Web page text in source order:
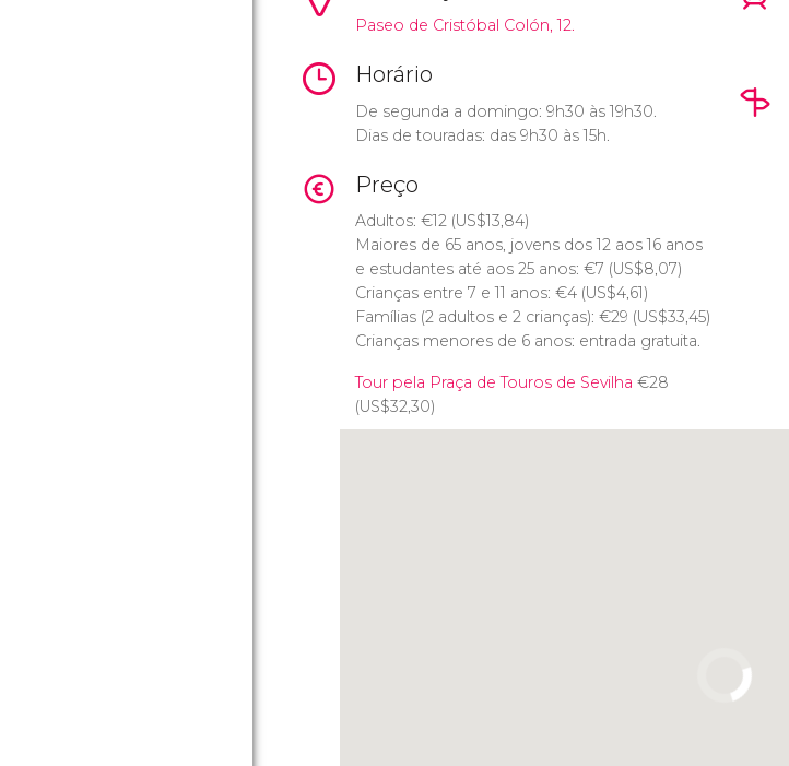
Paseo de Cristóbal Colón, 12.
Horário
De segunda a domingo: 9h30 às 19h30.
Dias de touradas: das 9h30 às 15h.
Preço
Adultos: €12 (US$13,84)
Maiores de 65 anos, jovens dos 12 aos 16 anos
e estudantes até aos 25 anos: €7 (US$8,07)
Crianças entre 7 e 11 anos: €4 (US$4,61)
Famílias (2 adultos e 2 crianças): €29 (US$33,45)
Crianças menores de 6 anos: entrada gratuita.
Tour pela Praça de Touros de Sevilha €28
(US$32,30)